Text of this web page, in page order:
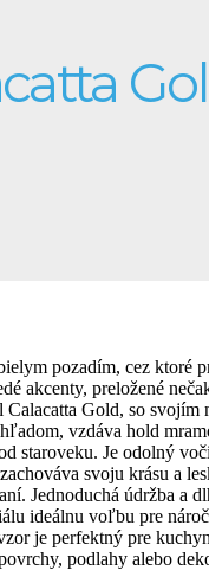
pozadím, cez ktoré
akcenty, preložené
Calacatta Gold, so svojím
vzdáva hold
staroveku. Je odolný
svoju krásu a
Jednoduchá údržba a
ideálnu voľbu pre
je perfektný pre
podlahy alebo